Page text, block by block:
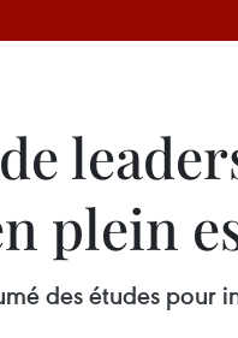
plein
des études